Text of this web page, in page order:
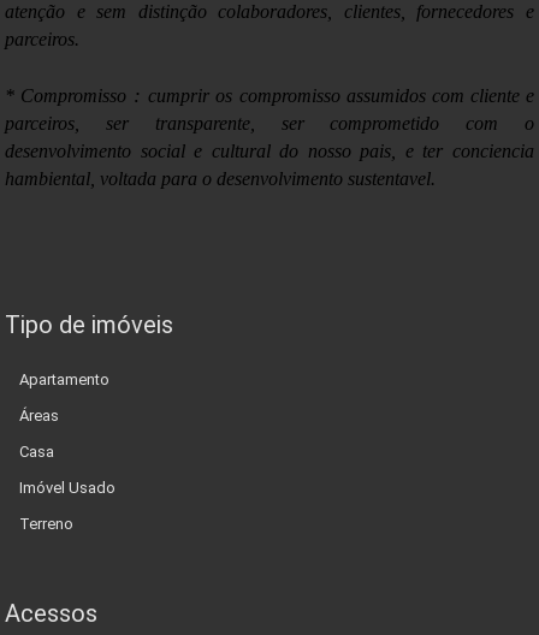
atenção e sem distinção colaboradores, clientes, fornecedores e
parceiros.
* Compromisso : cumprir os compromisso assumidos com cliente e
parceiros, ser transparente, ser comprometido com o
desenvolvimento social e cultural do nosso pais, e ter conciencia
hambiental, voltada para o desenvolvimento sustentavel.
Tipo de imóveis
Apartamento
Áreas
Casa
Imóvel Usado
Terreno
Acessos